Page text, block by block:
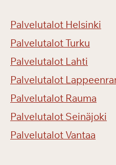
Palvelutalot Helsinki
Palvelutalot Turku
Palvelutalot Lahti
Palvelutalot
Palvelutalot Rauma
Palvelutalot Seinäjoki
Palvelutalot Vantaa